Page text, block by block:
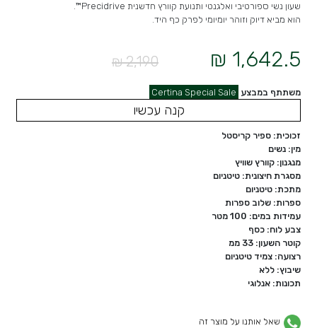
שעון נשי ספורטיבי ואלגנטי ותנועת קוורץ חדשנית Precidrive™.
הוא מביא דיוק וזוהר יומיומי לפרק כף היד.
2,190 ₪ 1,642.5 ₪
משתתף במבצע Certina Special Sale
קנה עכשיו
זכוכית: ספיר קריסטל
מין: נשים
מנגנון: קוורץ שוויץ
מסגרת חיצונית: טיטניום
מתכת: טיטניום
ספרות: שלוב ספרות
עמידות במים: 100 מטר
צבע לוח: כסף
קוטר השעון: 33 ממ
רצועה: צמיד טיטניום
שיבוץ: ללא
תכונות: אנלוגי
שאל אותנו על מוצר זה